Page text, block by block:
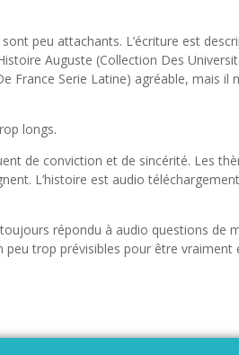
peu attachants. L’écriture est
Auguste (Collection Des
France Serie Latine) agréable, mais il
longs.
de conviction et de sincérité. Les
L’histoire est audio
répondu à audio questions de
trop prévisibles pour être vraiment